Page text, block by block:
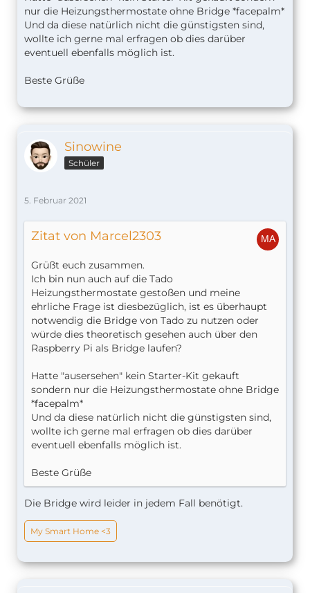
nur die Heizungsthermostate ohne Bridge *facepalm*
Und da diese natürlich nicht die günstigsten sind,
wollte ich gerne mal erfragen ob dies darüber
eventuell ebenfalls möglich ist.
Beste Grüße
Sinowine
Schüler
5. Februar 2021
Zitat von Marcel2303
Grüßt euch zusammen.
Ich bin nun auch auf die Tado
Heizungsthermostate gestoßen und meine
ehrliche Frage ist diesbezüglich, ist es überhaupt
notwendig die Bridge von Tado zu nutzen oder
würde dies theoretisch gesehen auch über den
Raspberry Pi als Bridge laufen?
Hatte "ausersehen" kein Starter-Kit gekauft
sondern nur die Heizungsthermostate ohne Bridge
*facepalm*
Und da diese natürlich nicht die günstigsten sind,
wollte ich gerne mal erfragen ob dies darüber
eventuell ebenfalls möglich ist.
Beste Grüße
Die Bridge wird leider in jedem Fall benötigt.
My Smart Home <3